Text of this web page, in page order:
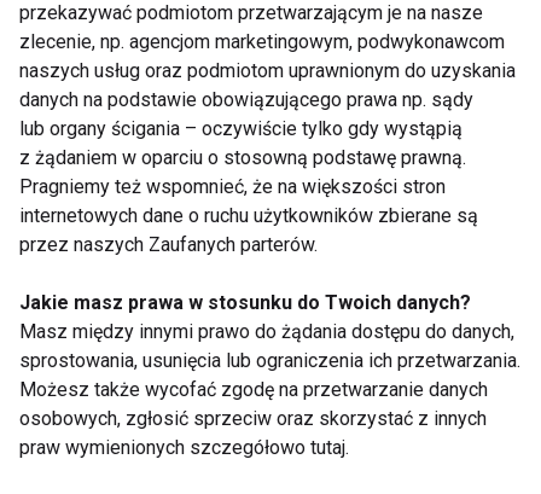
Nie przegap nowości ze
świata FIT!
Zapisz się do naszego newslettera
Wyrażam zgodę na otrzymywanie informacji
przez FIT.PL. Więcej informacji znajdziesz w Polityce
Prywatności.
ZAPISZ SIĘ
przekazywać podmiotom przetwarzającym je na nasze
zlecenie, np. agencjom marketingowym, podwykonawcom
naszych usług oraz podmiotom uprawnionym do uzyskania
danych na podstawie obowiązującego prawa np. sądy
lub organy ścigania – oczywiście tylko gdy wystąpią
z żądaniem w oparciu o stosowną podstawę prawną.
Pragniemy też wspomnieć, że na większości stron
internetowych dane o ruchu użytkowników zbierane są
przez naszych Zaufanych parterów.
Jakie masz prawa w stosunku do Twoich danych?
Masz między innymi prawo do żądania dostępu do danych,
sprostowania, usunięcia lub ograniczenia ich przetwarzania.
Możesz także wycofać zgodę na przetwarzanie danych
osobowych, zgłosić sprzeciw oraz skorzystać z innych
praw wymienionych szczegółowo tutaj.